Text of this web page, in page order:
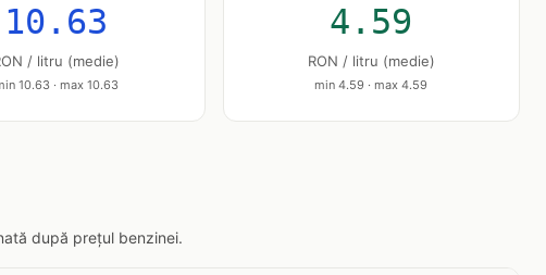
10.63
/ litru (medie)
10.63 · max 10.63
4.59
RON / litru (medie)
min 4.59 · max 4.59
după prețul benzinei.